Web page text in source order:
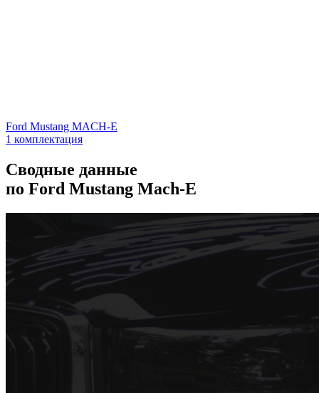
Ford Mustang MACH-E
1 комплектация
Сводные данные
по Ford Mustang Mach-E